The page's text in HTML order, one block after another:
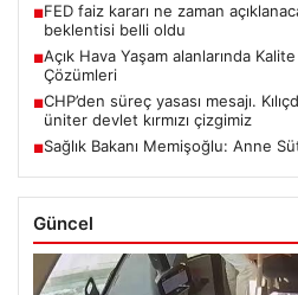
■FED faiz kararı ne zaman
beklentisi belli oldu
■Açık Hava Yaşam alanlarında
Çözümleri
■CHP’den süreç yasası mesajı.
üniter devlet kırmızı çizgimiz
■Sağlık Bakanı Memişoğlu: Anne
Güncel